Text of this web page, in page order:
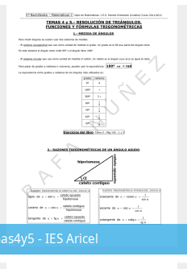
- IES Aricel